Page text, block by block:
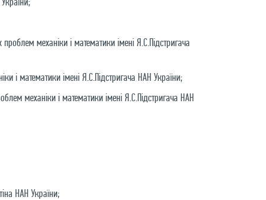
механіки і математики імені Я.С.Підстригача
і математики імені Я.С.Підстригача НАН України;
механіки і математики імені Я.С.Підстригача НАН
НАН України;